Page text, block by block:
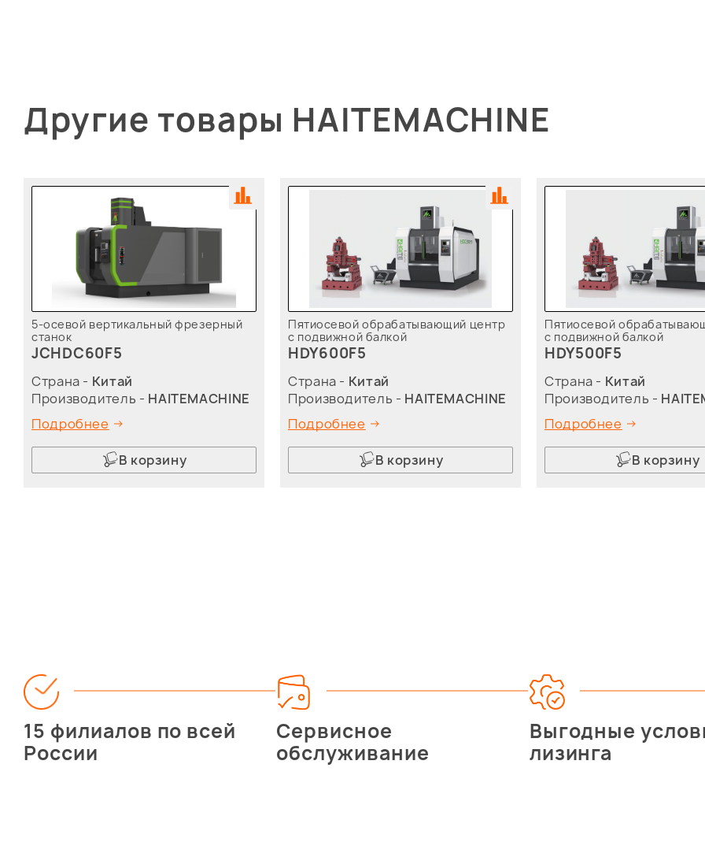
Другие товары HAITEMACHINE
5-осевой вертикальный фрезерный
станок
JCHDC60F5
Страна - Китай
Производитель - HAITEMACHINE
Подробнее
В корзину
Пятиосевой обрабатывающий центр
с подвижной балкой
HDY600F5
Страна - Китай
Производитель - HAITEMACHINE
Подробнее
В корзину
Пятиосевой
с подвижной балкой
HDY500F5
Страна - Китай
Производитель -
Подробнее
В корзину
15 филиалов по всей
России
Сервисное
обслуживание
Выгодные
лизинга